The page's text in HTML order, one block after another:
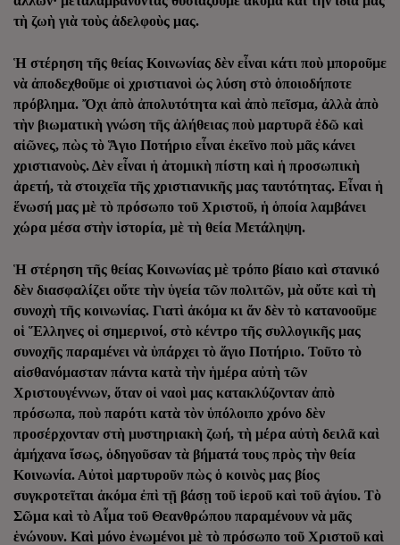
τὴ ζωὴ γιὰ τοὺς ἀδελφοὺς μας.
Ἡ στέρηση τῆς θείας Κοινωνίας δὲν εἶναι κάτι ποὺ μποροῦμε
νὰ ἀποδεχθοῦμε οἱ χριστιανοὶ ὡς λύση στὸ ὁποιοδήποτε
πρόβλημα. Ὄχι ἀπὸ ἀπολυτότητα καὶ ἀπὸ πεῖσμα, ἀλλὰ ἀπὸ
τὴν βιωματικὴ γνώση τῆς ἀλήθειας ποὺ μαρτυρᾶ ἐδῶ καὶ
αἰῶνες, πὼς τὸ Ἅγιο Ποτήριο εἶναι ἐκεῖνο ποὺ μᾶς κάνει
χριστιανοὺς. Δὲν εἶναι ἡ ἀτομικὴ πίστη καὶ ἡ προσωπικὴ
ἀρετή, τὰ στοιχεῖα τῆς χριστιανικῆς μας ταυτότητας. Εἶναι ἡ
ἕνωσή μας μὲ τὸ πρόσωπο τοῦ Χριστοῦ, ἡ ὁποία λαμβάνει
χώρα μέσα στὴν ἱστορία, μὲ τὴ θεία Μετάληψη.
Ἡ στέρηση τῆς θείας Κοινωνίας μὲ τρόπο βίαιο καὶ στανικό
δὲν διασφαλίζει οὔτε τὴν ὑγεία τῶν πολιτῶν, μὰ οὔτε καὶ τὴ
συνοχὴ τῆς κοινωνίας. Γιατὶ ἀκόμα κι ἄν δὲν τὸ κατανοοῦμε
οἱ Ἕλληνες οἱ σημερινοί, στὸ κέντρο τῆς συλλογικῆς μας
συνοχῆς παραμένει νὰ ὑπάρχει τὸ ἅγιο Ποτήριο. Τοῦτο τὸ
αἰσθανόμασταν πάντα κατὰ τὴν ἡμέρα αὐτὴ τῶν
Χριστουγέννων, ὅταν οἱ ναοὶ μας κατακλύζονταν ἀπὸ
πρόσωπα, ποὺ παρότι κατὰ τὸν ὑπόλοιπο χρόνο δὲν
προσέρχονταν στὴ μυστηριακὴ ζωή, τὴ μέρα αὐτὴ δειλᾶ καὶ
ἀμήχανα ἴσως, ὁδηγοῦσαν τὰ βήματά τους πρὸς τὴν θεία
Κοινωνία. Αὐτοὶ μαρτυροῦν πὼς ὁ κοινὸς μας βίος
συγκροτεῖται ἀκόμα ἐπὶ τῇ βάσῃ τοῦ ἱεροῦ καὶ τοῦ ἁγίου. Τὸ
Σῶμα καὶ τὸ Αἷμα τοῦ Θεανθρώπου παραμένουν νὰ μᾶς
ἑνώνουν. Καὶ μόνο ἑνωμένοι μὲ τὸ πρόσωπο τοῦ Χριστοῦ καὶ